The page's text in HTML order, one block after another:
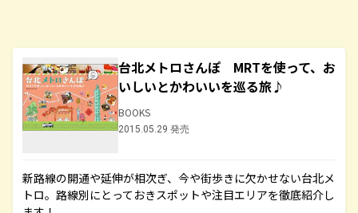
台北メトロさんぽ MRTを使って、お
いしいとかわいいを巡る旅♪
BOOKS
2015.05.29 発売
新路線の開通や延伸が相次ぎ、今や街歩きに欠かせない台北メ
トロ。路線別にとっておきスポットや注目エリアを徹底紹介し